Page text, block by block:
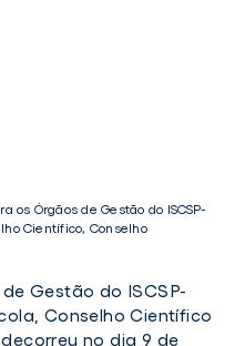
os Órgãos de Gestão do ISCSP-
Científico, Conselho
Gestão do ISCSP-
Conselho Científico
no dia 9 de